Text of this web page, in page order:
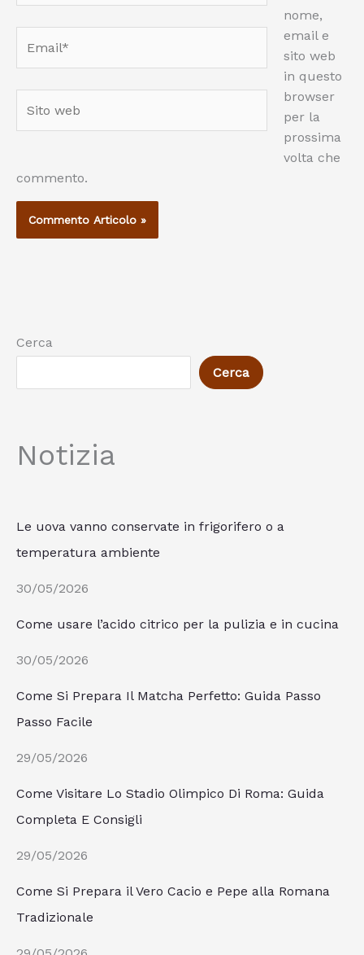
web
nome,
email e
sito web
in questo
browser
per la
prossima
volta che
commento.
Cerca
Cerca
Notizia
Le uova vanno conservate in frigorifero o a
temperatura ambiente
30/05/2026
Come usare l’acido citrico per la pulizia e in cucina
30/05/2026
Come Si Prepara Il Matcha Perfetto: Guida Passo
Passo Facile
29/05/2026
Come Visitare Lo Stadio Olimpico Di Roma: Guida
Completa E Consigli
29/05/2026
Come Si Prepara il Vero Cacio e Pepe alla Romana
Tradizionale